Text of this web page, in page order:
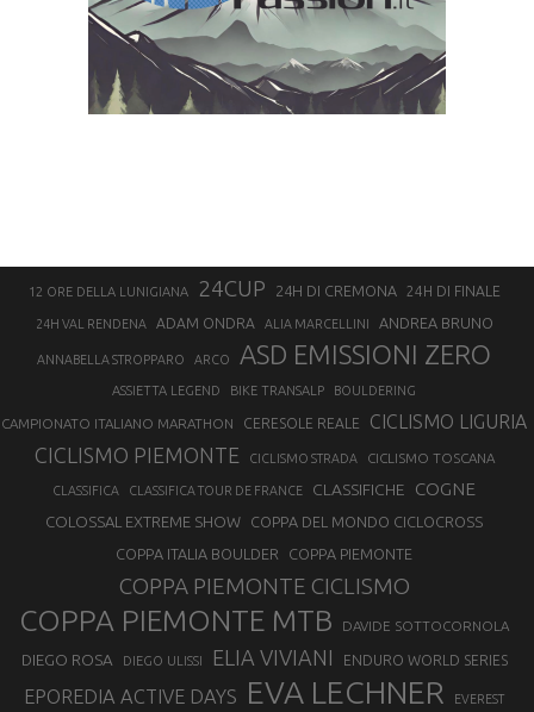
12 ORE DELLA LUNIGIANA 24CUP 24H DI CREMONA 24H DI FINALE
24H VAL RENDENA ADAM ONDRA ALIA MARCELLINI ANDREA BRUNO
ANNABELLA STROPPARO ARCO ASD EMISSIONI ZERO
ASSIETTA LEGEND BIKE TRANSALP BOULDERING
CAMPIONATO ITALIANO MARATHON CERESOLE REALE CICLISMO LIGURIA
CICLISMO PIEMONTE CICLISMO STRADA CICLISMO TOSCANA
CLASSIFICA CLASSIFICA TOUR DE FRANCE CLASSIFICHE COGNE
COLOSSAL EXTREME SHOW
COPPA DEL MONDO CICLOCROSS
COPPA ITALIA BOULDER
COPPA PIEMONTE
COPPA PIEMONTE CICLISMO
COPPA PIEMONTE MTB DAVIDE SOTTOCORNOLA
DIEGO ROSA DIEGO ULISSI ELIA VIVIANI ENDURO WORLD SERIES
EPOREDIA ACTIVE DAYS EVA LECHNER EVEREST